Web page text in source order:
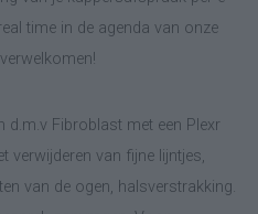
time in de agenda van onze
d.m.v Fibroblast met een Plexr
verwijderen van fijne lijntjes,
van de ogen, halsverstrakking.